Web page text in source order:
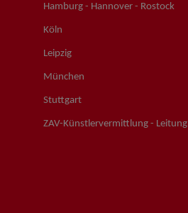
Hamburg - Hannover - Rostock
Köln
Leipzig
München
Stuttgart
ZAV-Künstlervermittlung - Leitung